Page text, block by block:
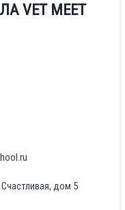
VET MEET
Счастливая, дом 5